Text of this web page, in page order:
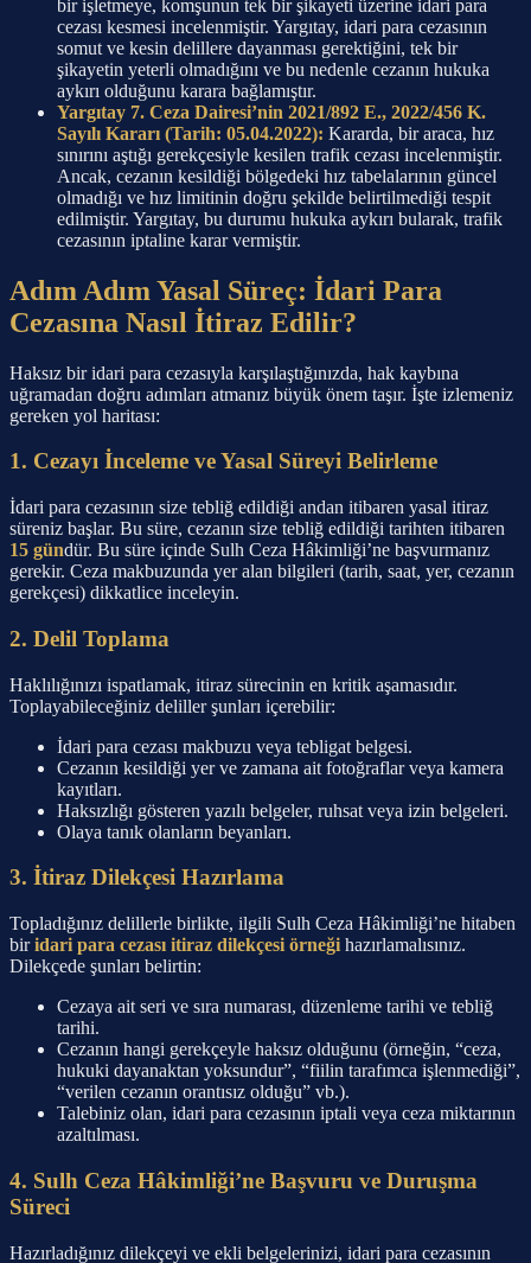
bir işletmeye, komşunun tek bir şikayeti üzerine idari para
cezası kesmesi incelenmiştir. Yargıtay, idari para cezasının
somut ve kesin delillere dayanması gerektiğini, tek bir
şikayetin yeterli olmadığını ve bu nedenle cezanın hukuka
aykırı olduğunu karara bağlamıştır.
Yargıtay 7. Ceza Dairesi’nin 2021/892 E., 2022/456 K.
Sayılı Kararı (Tarih: 05.04.2022): Kararda, bir araca, hız
sınırını aştığı gerekçesiyle kesilen trafik cezası incelenmiştir.
Ancak, cezanın kesildiği bölgedeki hız tabelalarının güncel
olmadığı ve hız limitinin doğru şekilde belirtilmediği tespit
edilmiştir. Yargıtay, bu durumu hukuka aykırı bularak, trafik
cezasının iptaline karar vermiştir.
Adım Adım Yasal Süreç: İdari Para
Cezasına Nasıl İtiraz Edilir?
Haksız bir idari para cezasıyla karşılaştığınızda, hak kaybına
uğramadan doğru adımları atmanız büyük önem taşır. İşte izlemeniz
gereken yol haritası:
1. Cezayı İnceleme ve Yasal Süreyi Belirleme
İdari para cezasının size tebliğ edildiği andan itibaren yasal itiraz
süreniz başlar. Bu süre, cezanın size tebliğ edildiği tarihten itibaren
15 gündür. Bu süre içinde Sulh Ceza Hâkimliği’ne başvurmanız
gerekir. Ceza makbuzunda yer alan bilgileri (tarih, saat, yer, cezanın
gerekçesi) dikkatlice inceleyin.
2. Delil Toplama
Haklılığınızı ispatlamak, itiraz sürecinin en kritik aşamasıdır.
Toplayabileceğiniz deliller şunları içerebilir:
İdari para cezası makbuzu veya tebligat belgesi.
Cezanın kesildiği yer ve zamana ait fotoğraflar veya kamera
kayıtları.
Haksızlığı gösteren yazılı belgeler, ruhsat veya izin belgeleri.
Olaya tanık olanların beyanları.
3. İtiraz Dilekçesi Hazırlama
Topladığınız delillerle birlikte, ilgili Sulh Ceza Hâkimliği’ne hitaben
biridari para cezası itiraz dilekçesi örneği hazırlamalısınız.
Dilekçede şunları belirtin:
Cezaya ait seri ve sıra numarası, düzenleme tarihi ve tebliğ
tarihi.
Cezanın hangi gerekçeyle haksız olduğunu (örneğin, “ceza,
hukuki dayanaktan yoksundur”, “fiilin tarafımca işlenmediği”,
“verilen cezanın orantısız olduğu” vb.).
Talebiniz olan, idari para cezasının iptali veya ceza miktarının
azaltılması.
4. Sulh Ceza Hâkimliği’ne Başvuru ve Duruşma
Süreci
Hazırladığınız dilekçeyi ve ekli belgelerinizi, idari para cezasının